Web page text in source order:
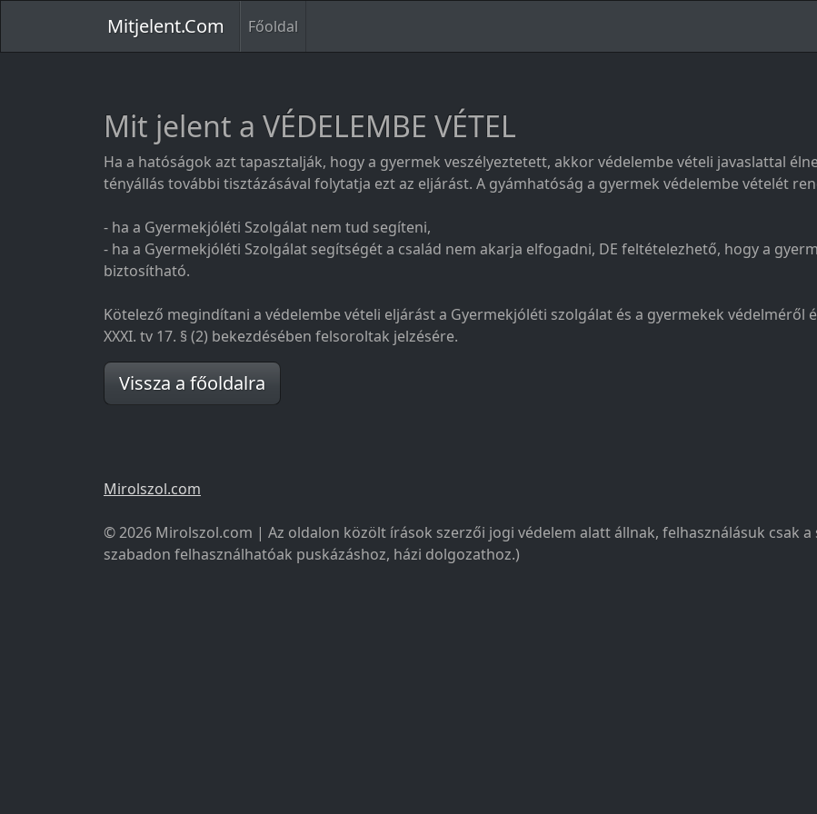
Mitjelent.Com Főoldal
Mit jelent a VÉDELEMBE VÉTEL
Ha a hatóságok azt tapasztalják, hogy a gyermek veszélyeztetett, akkor védelembe vételi javaslattal
tényállás további tisztázásával folytatja ezt az eljárást. A gyámhatóság a gyermek védelembe vételét
- ha a Gyermekjóléti Szolgálat nem tud segíteni,
- ha a Gyermekjóléti Szolgálat segítségét a család nem akarja elfogadni, DE feltételezhető, hogy a
biztosítható.
Kötelező megindítani a védelembe vételi eljárást a Gyermekjóléti szolgálat és a gyermekek védelméről
XXXI. tv 17. § (2) bekezdésében felsoroltak jelzésére.
Vissza a főoldalra
Mirolszol.com
© 2026 Mirolszol.com | Az oldalon közölt írások szerzői jogi védelem alatt állnak, felhasználásuk csak
szabadon felhasználhatóak puskázáshoz, házi dolgozathoz.)